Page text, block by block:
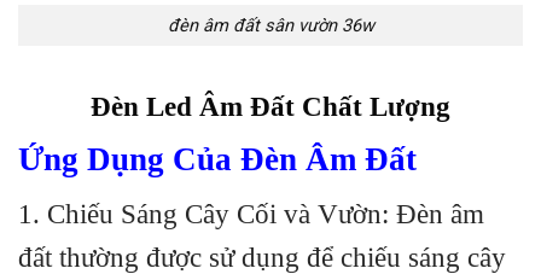
đèn âm đất sân vườn 36w
Đèn Led Âm Đất Chất Lượng
Ứng Dụng Của Đèn Âm Đất
1. Chiếu Sáng Cây Cối và Vườn: Đèn âm
đất thường được sử dụng để chiếu sáng cây